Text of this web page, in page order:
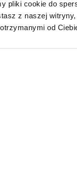
pliki cookie do
z naszej
od